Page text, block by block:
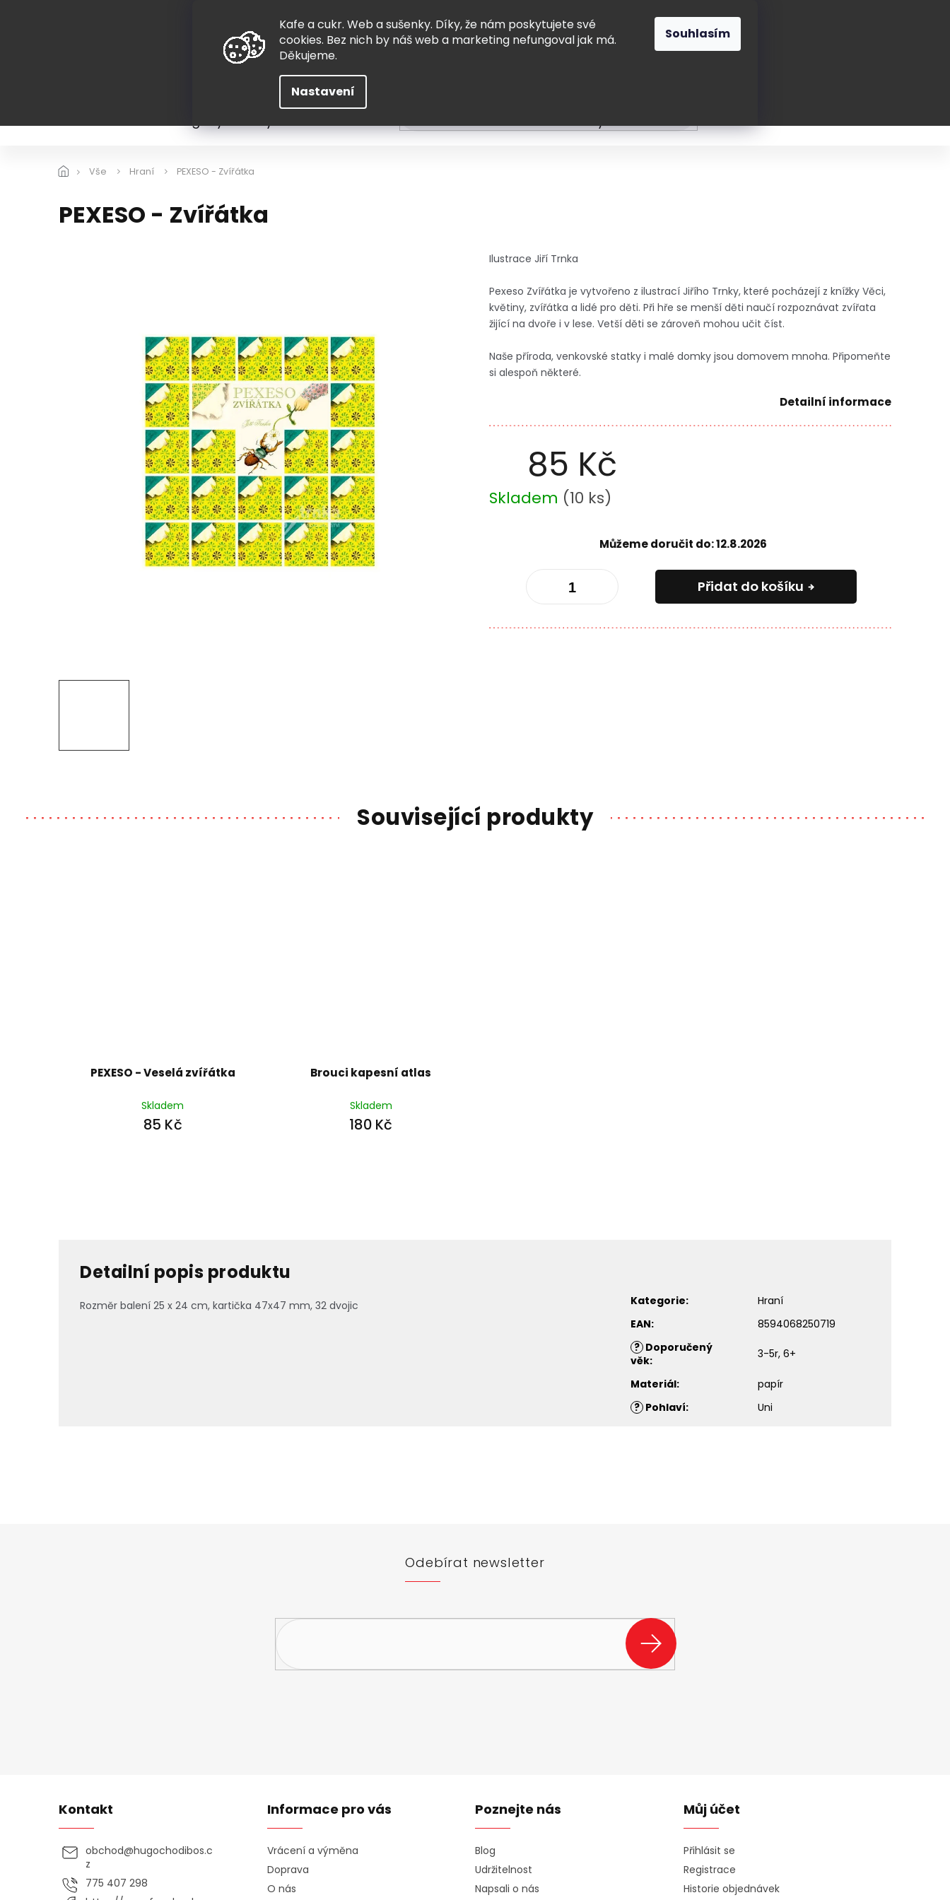
Kafe a cukr. Web a sušenky. Díky, že nám poskytujete své
cookies. Bez nich by náš web a marketing nefungoval jak má.
Děkujeme.
Nastavení
Souhlasím
Vše Hraní PEXESO - Zvířátka
PEXESO - Zvířátka
85 Kč
Měrná
cena:
Skladem (10 ks)
Můžeme doručit do:12.8.2026
Přidat do košíku
Ilustrace Jiří Trnka
Pexeso Zvířátka je vytvořeno z ilustrací Jiřího Trnky, které pocházejí z knížky Věci,
květiny, zvířátka a lidé pro děti. Při hře se menší děti naučí rozpoznávat zvířata
žijící na dvoře i v lese. Vetší děti se zároveň mohou učit číst.
Naše příroda, venkovské statky i malé domky jsou domovem mnoha. Připomeňte
si alespoň některé.
Detailní informace
Související produkty
PEXESO - Veselá zvířátka
Skladem
85 Kč
Brouci kapesní atlas
Skladem
180 Kč
Detailní popis produktu
Rozměr balení 25 x 24 cm, kartička 47x47 mm, 32 dvojic Kategorie:
Hraní
EAN:
8594068250719
? Doporučený
věk: 3-5r, 6+
Materiál:
papír
? Pohlaví: Uni
Odebírat newsletter
PŘIHLÁSIT
SE
Kontakt
obchod@hugochodibos.c
z
775 407 298
Informace pro vás
Vrácení a výměna
Doprava
O nás
Poznejte nás
Blog
Udržitelnost
Napsali o nás
Můj účet
Přihlásit se
Registrace
Historie objednávek